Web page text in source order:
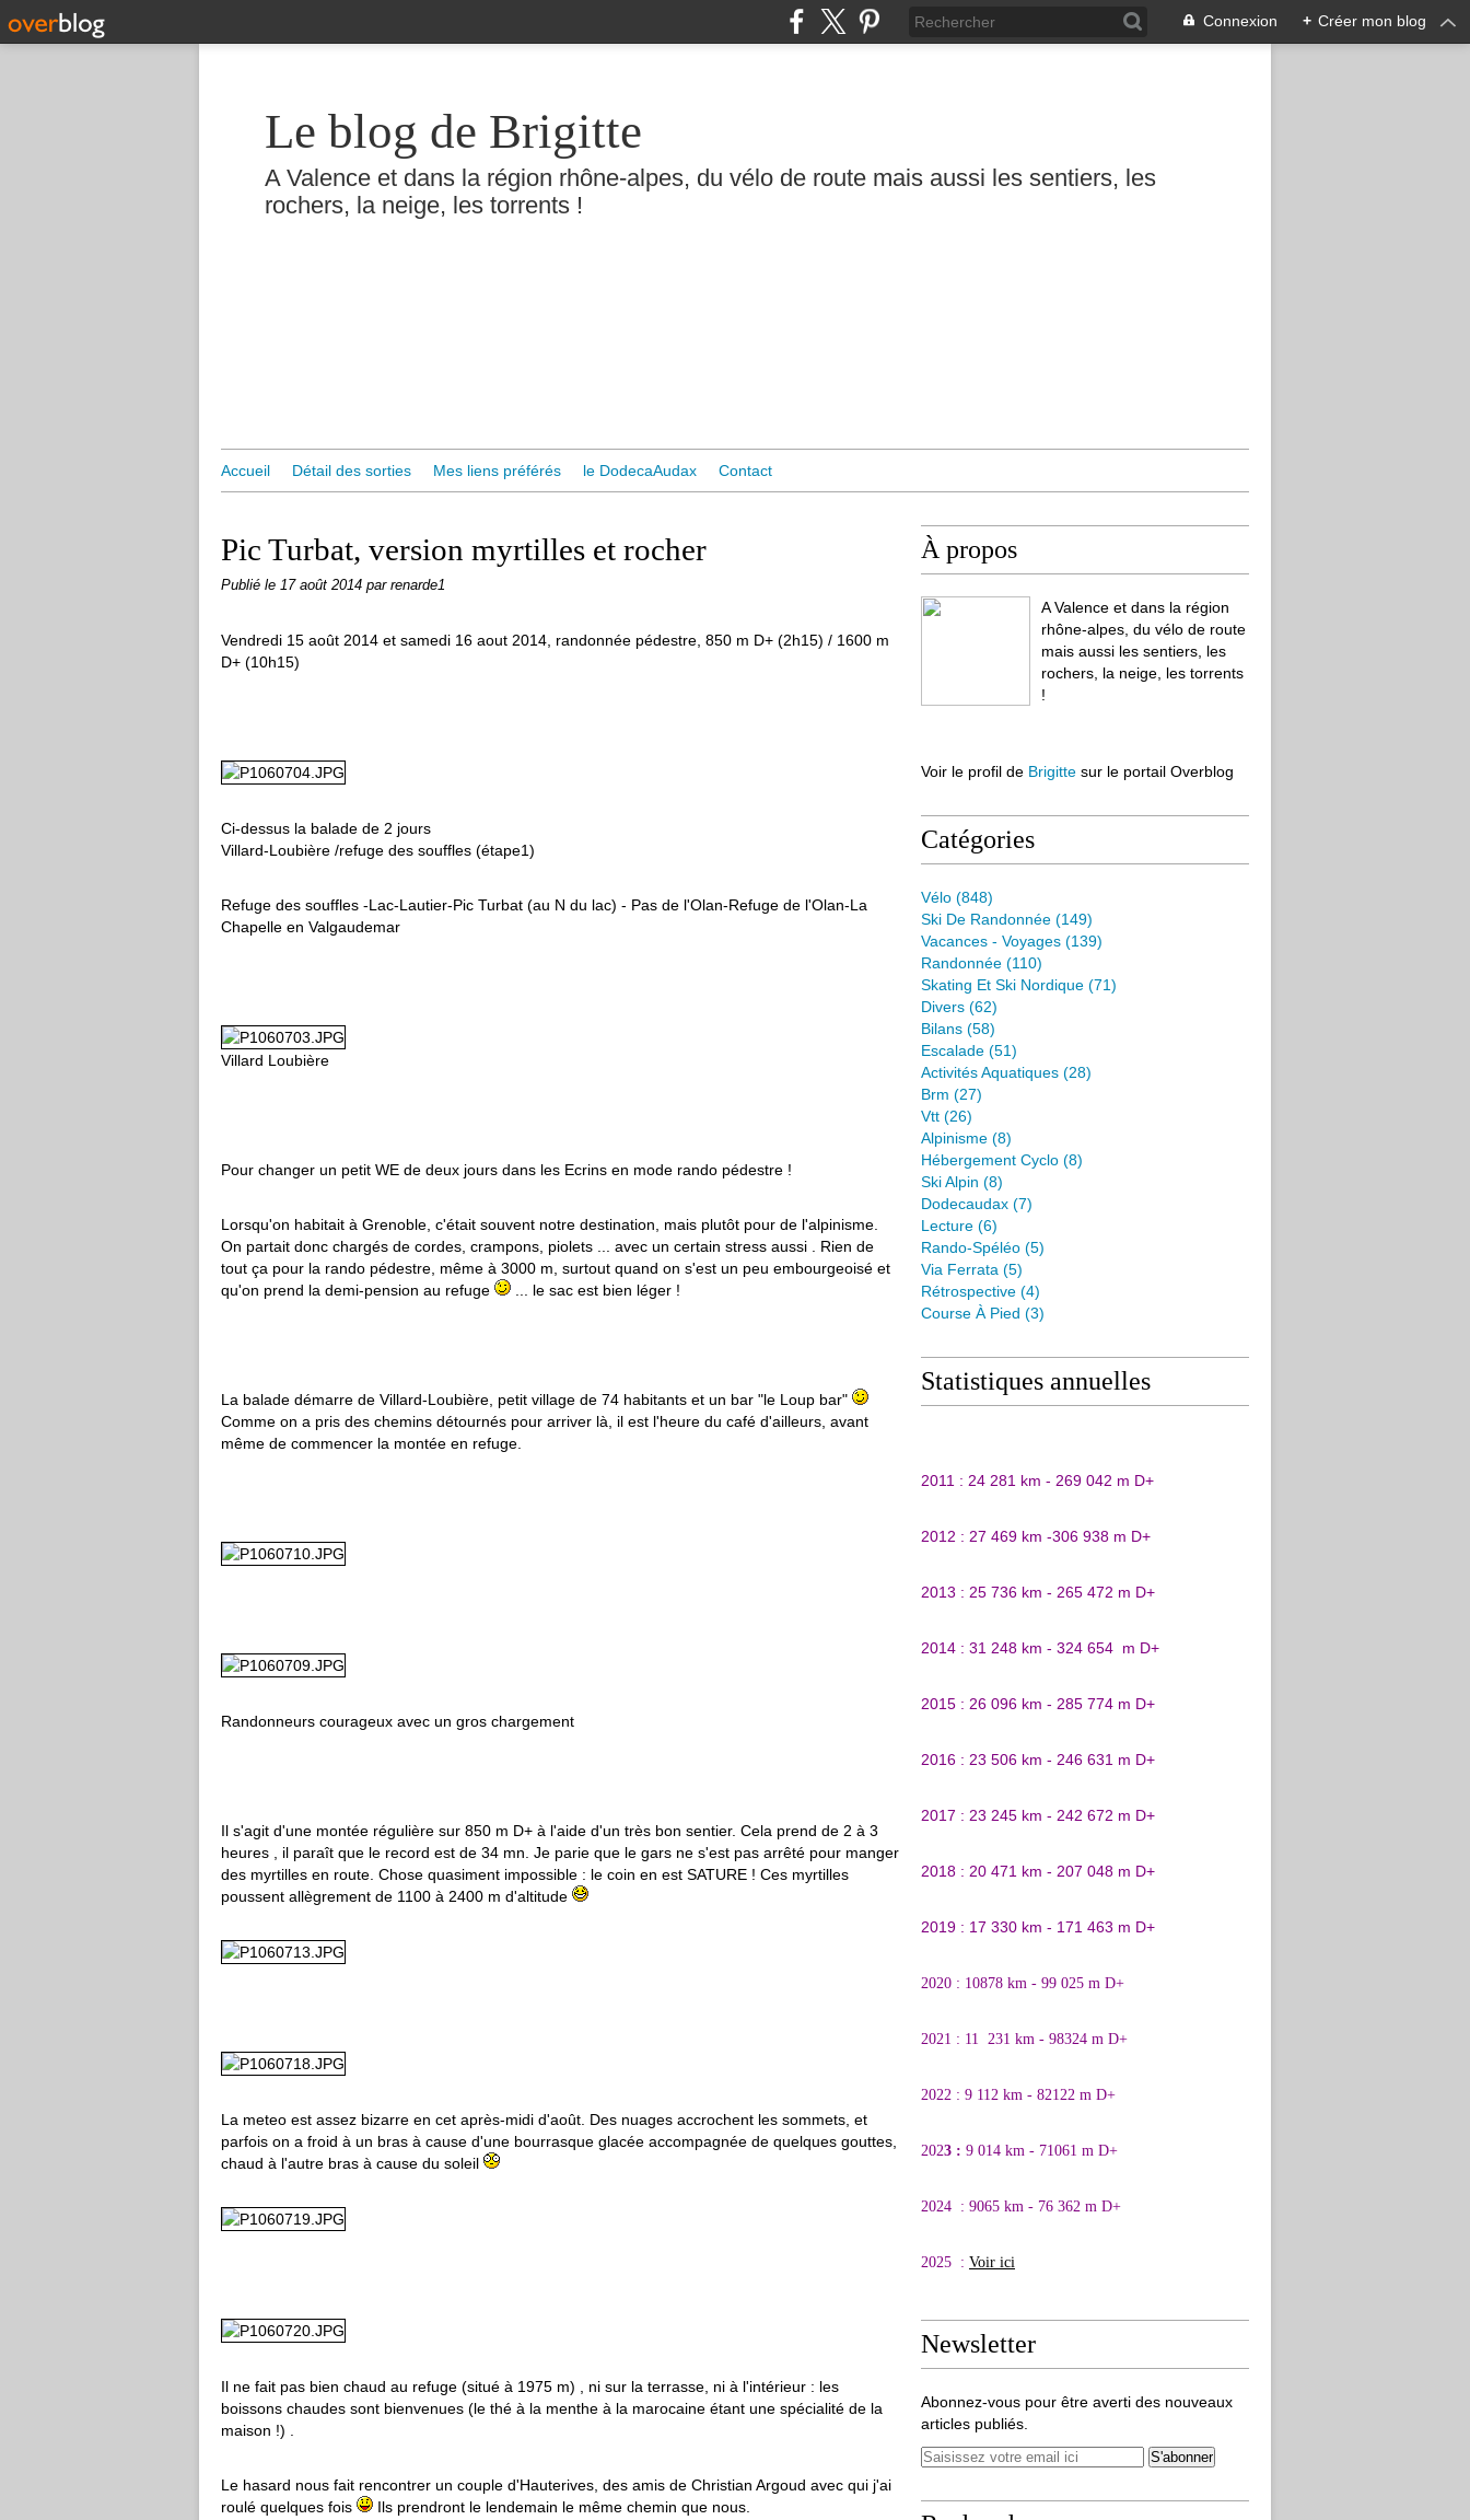
Connexion + Créer mon blog
Le blog de Brigitte
A Valence et dans la région rhône-alpes, du vélo de route mais aussi les sentiers, les
rochers, la neige, les torrents !
Accueil Détail des sorties Mes liens préférés le DodecaAudax Contact
Pic Turbat, version myrtilles et rocher
Publié le 17 août 2014 par renarde1
Vendredi 15 août 2014 et samedi 16 aout 2014, randonnée pédestre, 850 m D+ (2h15) / 1600 m
D+ (10h15)
Ci-dessus la balade de 2 jours
Villard-Loubière /refuge des souffles (étape1)
Refuge des souffles -Lac-Lautier-Pic Turbat (au N du lac) - Pas de l'Olan-Refuge de l'Olan-La
Chapelle en Valgaudemar
Villard Loubière
Pour changer un petit WE de deux jours dans les Ecrins en mode rando pédestre !
Lorsqu'on habitait à Grenoble, c'était souvent notre destination, mais plutôt pour de l'alpinisme.
On partait donc chargés de cordes, crampons, piolets ... avec un certain stress aussi . Rien de
tout ça pour la rando pédestre, même à 3000 m, surtout quand on s'est un peu embourgeoisé et
qu'on prend la demi-pension au refuge
... le sac est bien léger !
La balade démarre de Villard-Loubière, petit village de 74 habitants et un bar "le Loup bar"
Comme on a pris des chemins détournés pour arriver là, il est l'heure du café d'ailleurs, avant
même de commencer la montée en refuge.
Randonneurs courageux avec un gros chargement
Il s'agit d'une montée régulière sur 850 m D+ à l'aide d'un très bon sentier. Cela prend de 2 à 3
heures , il paraît que le record est de 34 mn. Je parie que le gars ne s'est pas arrêté pour manger
des myrtilles en route. Chose quasiment impossible : le coin en est SATURE ! Ces myrtilles
poussent allègrement de 1100 à 2400 m d'altitude
La meteo est assez bizarre en cet après-midi d'août. Des nuages accrochent les sommets, et
parfois on a froid à un bras à cause d'une bourrasque glacée accompagnée de quelques gouttes,
chaud à l'autre bras à cause du soleil
Il ne fait pas bien chaud au refuge (situé à 1975 m) , ni sur la terrasse, ni à l'intérieur : les
boissons chaudes sont bienvenues (le thé à la menthe à la marocaine étant une spécialité de la
maison !) .
Le hasard nous fait rencontrer un couple d'Hauterives, des amis de Christian Argoud avec qui j'ai
roulé quelques fois
Ils prendront le lendemain le même chemin que nous.
À propos
A Valence et dans la région
rhône-alpes, du vélo de route
mais aussi les sentiers, les
rochers, la neige, les torrents
!
Voir le profil de Brigitte sur le portail Overblog
Catégories
Vélo (848)
Ski De Randonnée (149)
Vacances - Voyages (139)
Randonnée (110)
Skating Et Ski Nordique (71)
Divers (62)
Bilans (58)
Escalade (51)
Activités Aquatiques (28)
Brm (27)
Vtt (26)
Alpinisme (8)
Hébergement Cyclo (8)
Ski Alpin (8)
Dodecaudax (7)
Lecture (6)
Rando-Spéléo (5)
Via Ferrata (5)
Rétrospective (4)
Course À Pied (3)
Statistiques annuelles
2011 : 24 281 km - 269 042 m D+
2012 : 27 469 km -306 938 m D+
2013 : 25 736 km - 265 472 m D+
2014 : 31 248 km - 324 654 m D+
2015 : 26 096 km - 285 774 m D+
2016 : 23 506 km - 246 631 m D+
2017 : 23 245 km - 242 672 m D+
2018 : 20 471 km - 207 048 m D+
2019 : 17 330 km - 171 463 m D+
2020 : 10878 km - 99 025 m D+
2021 : 11 231 km - 98324 m D+
2022 : 9 112 km - 82122 m D+
2023 : 9 014 km - 71061 m D+
2024 : 9065 km - 76 362 m D+
2025 : Voir ici
Newsletter
Abonnez-vous pour être averti des nouveaux
articles publiés.